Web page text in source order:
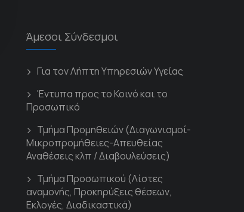
Άμεσοι Σύνδεσμοι
Για τον Λήπτη Υπηρεσιών Υγείας
'Εντυπα προς το Κοινό και το
Προσωπικό
Τμήμα Προμηθειών (Διαγωνισμοί-
Μικροπρομήθειες-Απευθείας
Αναθέσεις κλπ / Διαβουλεύσεις)
Τμήμα Προσωπικού (Λίστες
αναμονής, Προκηρύξεις θέσεων,
Εκλογές, Διαδικαστικά)